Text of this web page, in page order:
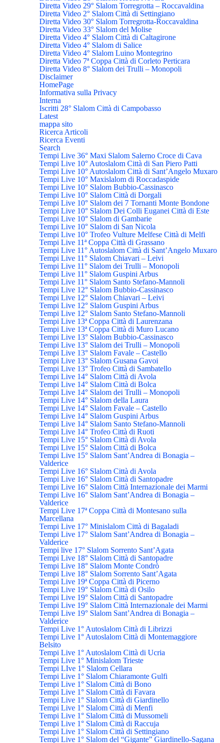
Diretta Video 29° Slalom Torregrotta – Roccavaldina
Diretta Video 2° Slalom Città di Settingiano
Diretta Video 30° Slalom Torregrotta-Roccavaldina
Diretta Video 33° Slalom del Molise
Diretta Video 4° Slalom Città di Caltagirone
Diretta Video 4° Slalom di Salice
Diretta Video 4° Slalom Luino Montegrino
Diretta Video 7ª Coppa Città di Corleto Perticara
Diretta Video 8° Slalom dei Trulli – Monopoli
Disclaimer
HomePage
Informativa sulla Privacy
Interna
Iscritti 28° Slalom Città di Campobasso
Latest
mappa sito
Ricerca Articoli
Ricerca Eventi
Search
Tempi Live 36° Maxi Slalom Salerno Croce di Cava
Tempi Live 10° Autoslalom Città di San Piero Patti
Tempi Live 10° Autoslalom Città di Sant’Angelo Muxaro
Tempi Live 10° Maxislalom di Roccadaspide
Tempi Live 10° Slalom Bubbio-Cassinasco
Tempi Live 10° Slalom Città di Dorgali
Tempi Live 10° Slalom dei 7 Tornanti Monte Bondone
Tempi Live 10° Slalom Dei Colli Euganei Città di Este
Tempi Live 10° Slalom di Gambarie
Tempi Live 10° Slalom di San Nicola
Tempi Live 10° Trofeo Vulture Melfese Città di Melfi
Tempi Live 11ª Coppa Città di Grassano
Tempi Live 11° Autoslalom Città di Sant’Angelo Muxaro
Tempi Live 11° Slalom Chiavari – Leivi
Tempi Live 11° Slalom dei Trulli – Monopoli
Tempi Live 11° Slalom Guspini Arbus
Tempi Live 11° Slalom Santo Stefano-Mannoli
Tempi Live 12° Slalom Bubbio-Cassinasco
Tempi Live 12° Slalom Chiavari – Leivi
Tempi Live 12° Slalom Guspini Arbus
Tempi Live 12° Slalom Santo Stefano-Mannoli
Tempi Live 13ª Coppa Città di Laurenzana
Tempi Live 13ª Coppa Città di Muro Lucano
Tempi Live 13° Slalom Bubbio-Cassinasco
Tempi Live 13° Slalom dei Trulli – Monopoli
Tempi Live 13° Slalom Favale – Castello
Tempi Live 13° Slalom Gusana Gavoi
Tempi Live 13° Trofeo Città di Sambatello
Tempi Live 14° Slalom Città di Avola
Tempi Live 14° Slalom Città di Bolca
Tempi Live 14° Slalom dei Trulli – Monopoli
Tempi Live 14° Slalom della Laura
Tempi Live 14° Slalom Favale – Castello
Tempi Live 14° Slalom Guspini Arbus
Tempi Live 14° Slalom Santo Stefano-Mannoli
Tempi Live 14° Trofeo Città di Ruoti
Tempi Live 15° Slalom Città di Avola
Tempi Live 15° Slalom Città di Bolca
Tempi Live 15° Slalom Sant’Andrea di Bonagia –
Valderice
Tempi Live 16° Slalom Città di Avola
Tempi Live 16° Slalom Città di Santopadre
Tempi Live 16° Slalom Città Internazionale dei Marmi
Tempi Live 16° Slalom Sant’Andrea di Bonagia –
Valderice
Tempi Live 17ª Coppa Città di Montesano sulla
Marcellana
Tempi Live 17° Minislalom Città di Bagaladi
Tempi Live 17° Slalom Sant’Andrea di Bonagia –
Valderice
Tempi live 17° Slalom Sorrento Sant’Agata
Tempi Live 18° Slalom Città di Santopadre
Tempi Live 18° Slalom Monte Condrò
Tempi Live 18° Slalom Sorrento Sant’Agata
Tempi Live 19ª Coppa Città di Picerno
Tempi Live 19° Slalom Città di Osilo
Tempi Live 19° Slalom Città di Santopadre
Tempi Live 19° Slalom Città Internazionale dei Marmi
Tempi Live 19° Slalom Sant’Andrea di Bonagia –
Valderice
Tempi Live 1° Autoslalom Città di Librizzi
Tempi Live 1° Autoslalom Città di Montemaggiore
Belsito
Tempi Live 1° Autoslalom Città di Ucria
Tempi Live 1° Minislalom Trieste
Tempi LIve 1° Slalom Cellara
Tempi Live 1° Slalom Chiaramonte Gulfi
Tempi Live 1° Slalom Città di Bono
Tempi Live 1° Slalom Città di Favara
Tempi Live 1° Slalom Città di Giardinello
Tempi Live 1° Slalom Città di Menfi
Tempi Live 1° Slalom Città di Mussomeli
Tempi Live 1° Slalom Città di Raccuja
Tempi Live 1° Slalom Città di Settingiano
Tempi Live 1° Slalom del “Gigante” Giardinello-Sagana